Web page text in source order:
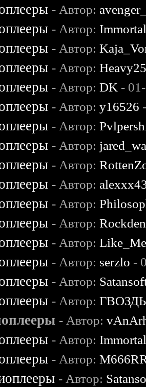
- Автор:
- Автор:
- Автор:
- Автор:
- Автор:DK -
- Автор:y16526
- Автор:
- Автор:
- Автор:
- Автор:
- Автор:
- Автор:Rockden
- Автор:
- Автор: serzlo -
- Автор:
- Автор:ГВОЗДЬ
- Автор:
- Автор:
- Автор:
- Автор: